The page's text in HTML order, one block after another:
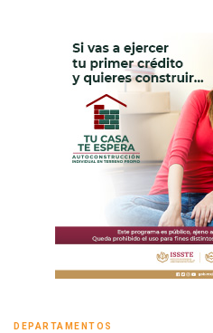
DEPARTAMENTOS